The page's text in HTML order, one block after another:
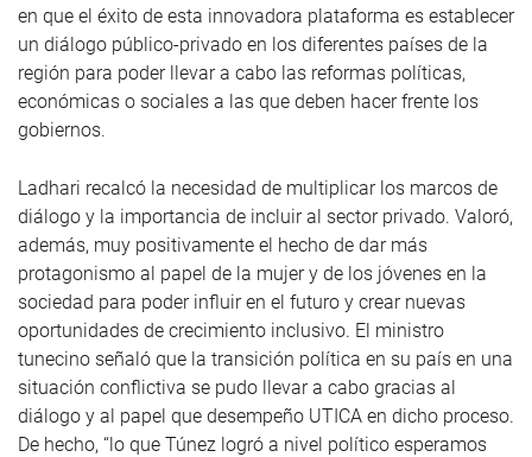
en que el éxito de esta innovadora plataforma es establecer
un diálogo público-privado en los diferentes países de la
región para poder llevar a cabo las reformas políticas,
económicas o sociales a las que deben hacer frente los
gobiernos.
Ladhari recalcó la necesidad de multiplicar los marcos de
diálogo y la importancia de incluir al sector privado. Valoró,
además, muy positivamente el hecho de dar más
protagonismo al papel de la mujer y de los jóvenes en la
sociedad para poder influir en el futuro y crear nuevas
oportunidades de crecimiento inclusivo. El ministro
tunecino señaló que la transición política en su país en una
situación conflictiva se pudo llevar a cabo gracias al
diálogo y al papel que desempeño UTICA en dicho proceso.
De hecho, “lo que Túnez logró a nivel político esperamos